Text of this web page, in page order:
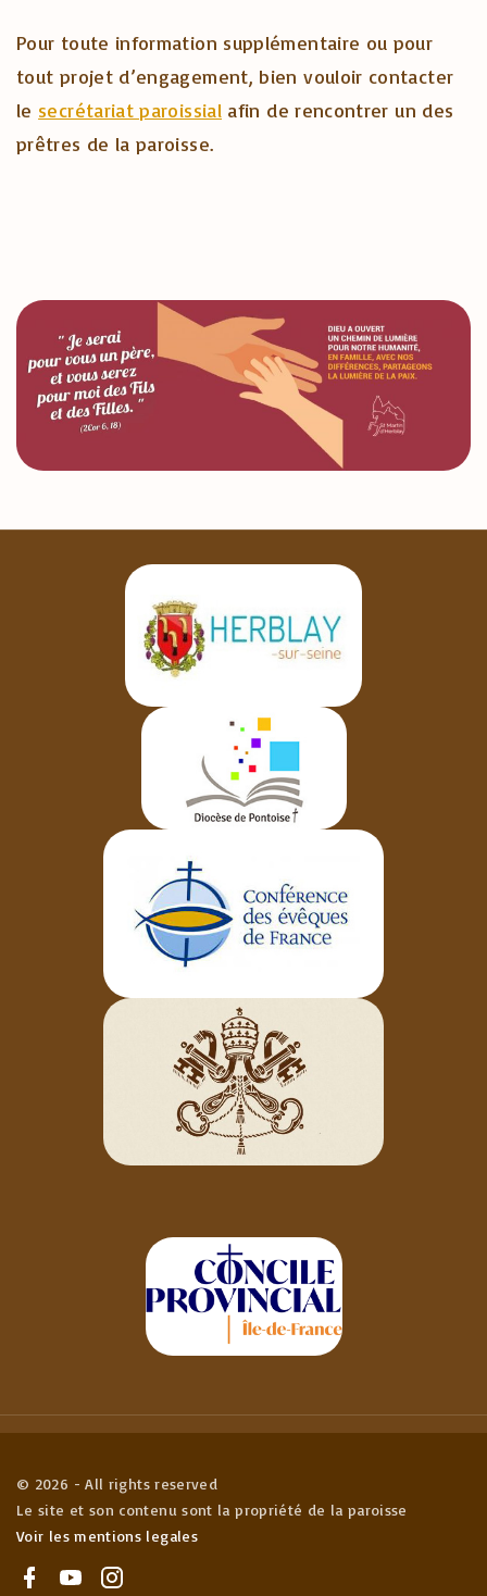
Pour toute information supplémentaire ou pour
tout projet d’engagement, bien vouloir contacter
le secrétariat paroissial afin de rencontrer un des
prêtres de la paroisse.
© 2026 - All rights reserved
Le site et son contenu sont la propriété de la paroisse
Voir les mentions legales